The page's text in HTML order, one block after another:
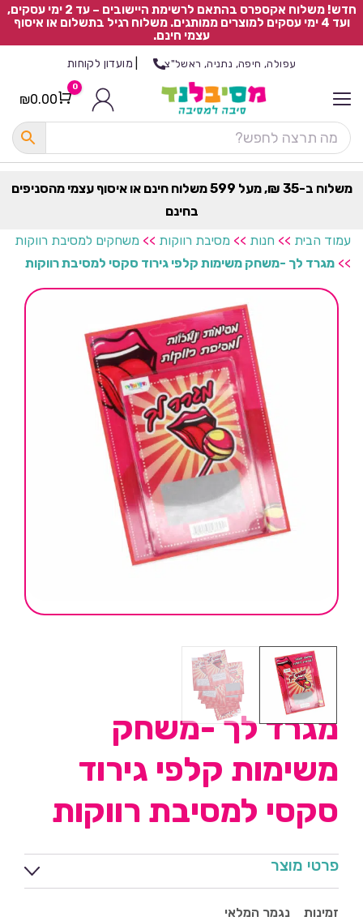
חדש! משלוח אקספרס בהתאם לרשימת היישובים – עד 2 ימי עסקים,
ועד 4 ימי עסקים למוצרים ממותגים. משלוח רגיל בתשלום או איסוף
עצמי חינם.
עפולה, חיפה, נתניה, ראשל"צ מועדון לקוחות
Cart
0
₪0.00
משלוח ב-35 ₪, מעל 599 משלוח חינם או איסוף עצמי מהסניפים
בחינם
עמוד הבית >> חנות >> מסיבת רווקות >> משחקים למסיבת רווקות
>> מגרד לך -משחק משימות קלפי גירוד סקסי למסיבת רווקות
מגרד לך -משחק
משימות קלפי גירוד
סקסי למסיבת רווקות
פרטי מוצר
זמינות נגמר המלאי